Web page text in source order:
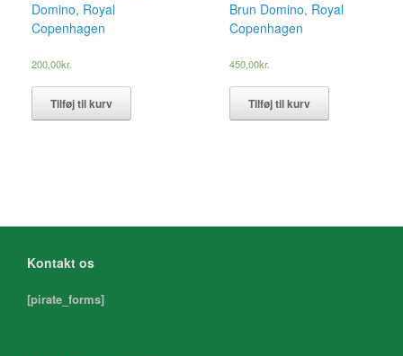
Domino, Royal
Copenhagen
200,00kr.
Tilføj til kurv
Brun Domino, Royal
Copenhagen
450,00kr.
Tilføj til kurv
Kontakt os
[pirate_forms]